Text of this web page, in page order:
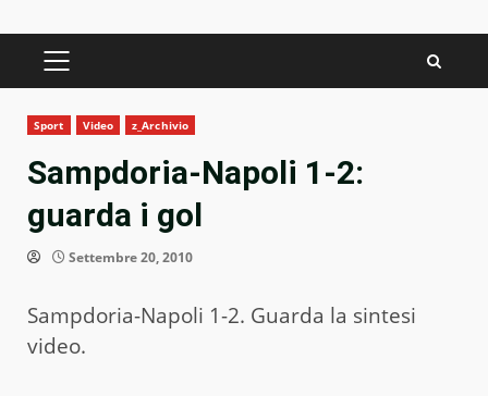
PRIMARY
Sport Video z_Archivio
Sampdoria-Napoli 1-2:
guarda i gol
Settembre 20, 2010
Sampdoria-Napoli 1-2. Guarda la sintesi
video.